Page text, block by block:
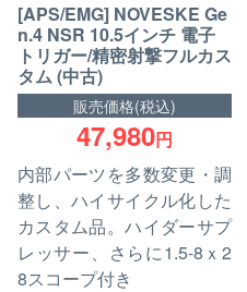
[APS/EMG] NOVESKE Ge
n.4 NSR 10.5インチ 電子
トリガー/精密射撃フルカス
タム (中古)
販売価格(税込)
47,980円
内部パーツを多数変更・調
整し、ハイサイクル化した
カスタム品。ハイダーサプ
レッサー、さらに1.5-8ｘ2
8スコープ付き